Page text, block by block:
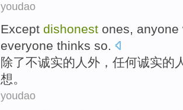
youdao
Except dishonest ones, anyone
everyone thinks so.
除了不诚实的 人 外， 任何诚实的
想。
youdao